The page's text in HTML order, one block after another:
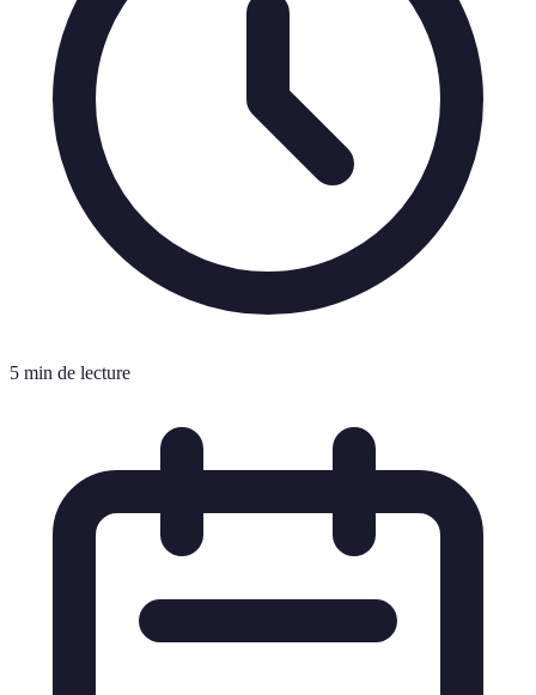
5 min de lecture